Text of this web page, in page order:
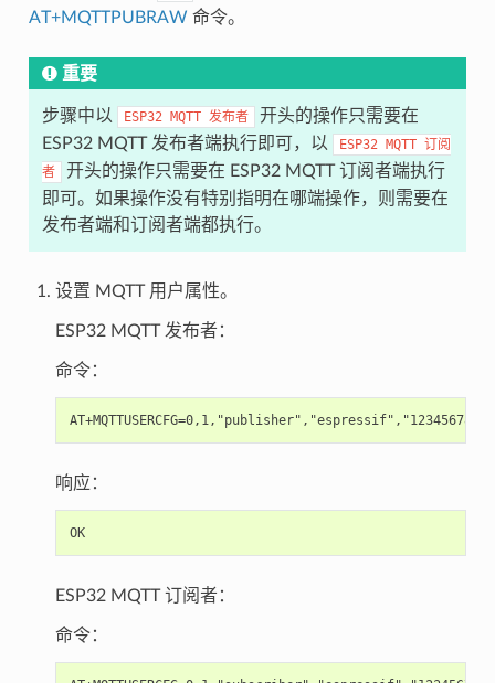
AT+MQTTPUBRAW 命令。
重要
步骤中以 ESP32 MQTT 发布者
开头的操作只需要在
ESP32 MQTT 发布者端执行即可，以
ESP32 MQTT 订阅
者
开头的操作只需要在 ESP32 MQTT 订阅者端执行
即可。如果操作没有特别指明在哪端操作，则需要在
发布者端和订阅者端都执行。
设置 MQTT 用户属性。
ESP32 MQTT 发布者：
命令：
响应：
OK
ESP32 MQTT 订阅者：
命令：